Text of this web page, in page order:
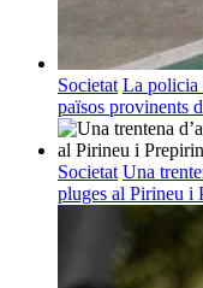
Societat La policia
països provinents
Societat Una
pluges al Pirineu i